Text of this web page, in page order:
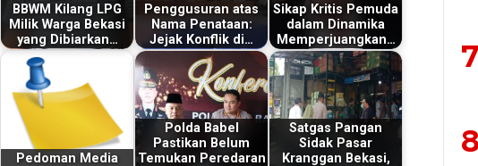
BBWM Kilang LPG
Milik Warga Bekasi
yang Dibiarkan…
Penggusuran atas
Nama Penataan:
Jejak Konflik di…
Sikap Kritis Pemuda
dalam Dinamika
Memperjuangkan…
Pedoman Media
Polda Babel
Pastikan Belum
Temukan Peredaran
Satgas Pangan
Sidak Pasar
Kranggan Bekasi,
7
8